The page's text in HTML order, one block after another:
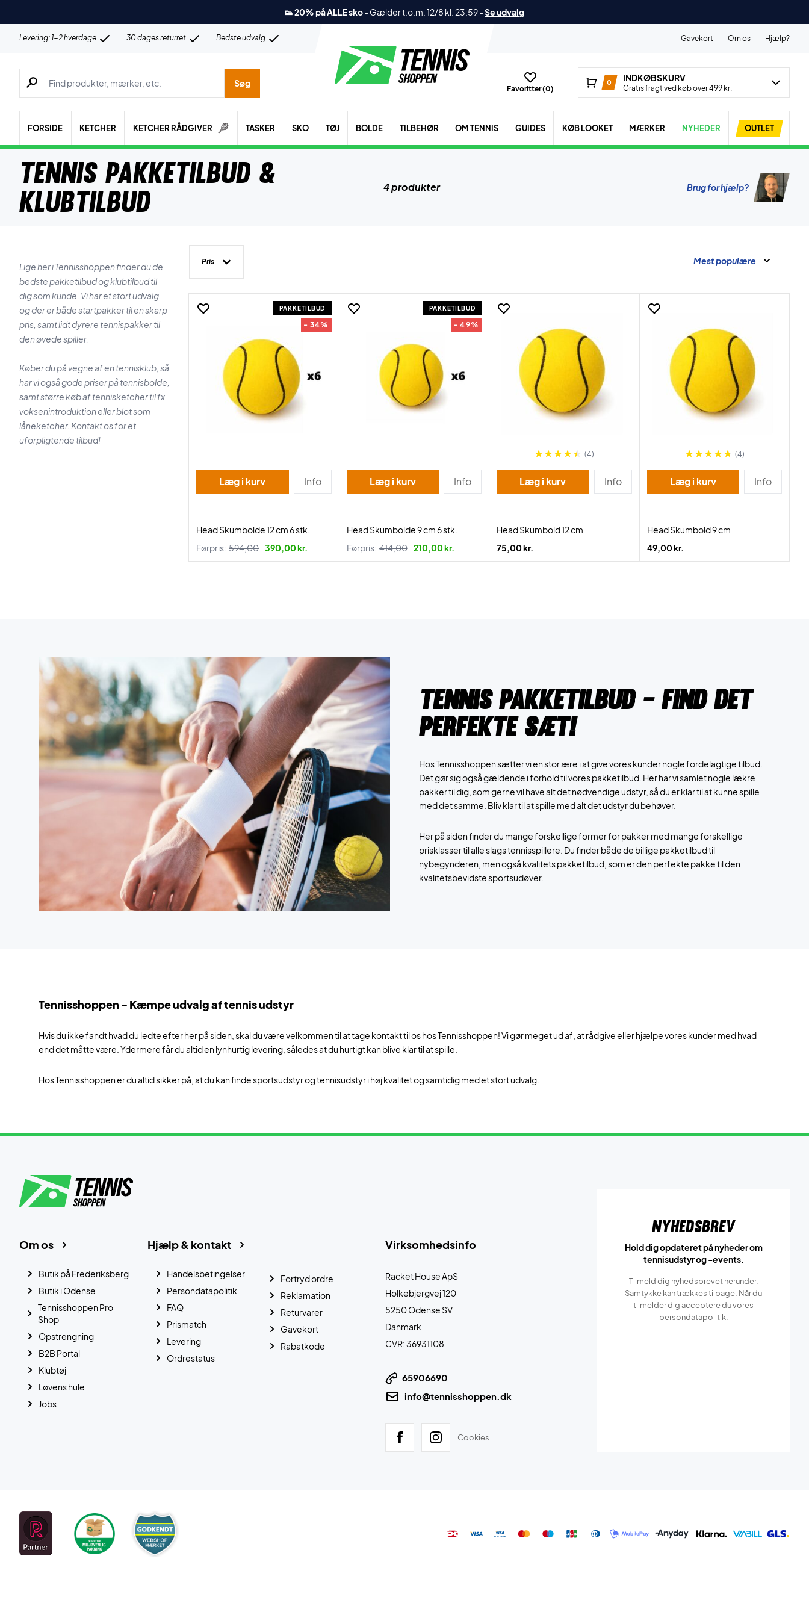
👟 20% på ALLE sko- Gælder t.o.m. 12/8 kl. 23:59-Se udvalg
Levering: 1-2 hverdage 30 dages returret Bedste udvalg Gavekort Om os Hjælp?
Søg efter produkter, mærker etc.
Søg
Favoritter (0)
0 INDKØBSKURV
Gratis fragt ved køb over 499 kr.
FORSIDE KETCHER KETCHER RÅDGIVER TASKER SKO TØJ BOLDE TILBEHØR OM TENNIS GUIDES KØB LOOKET MÆRKER NYHEDER OUTLET
Tennis Pakketilbud &
Klubtilbud
4 produkter Brug for hjælp?
Lige her i Tennisshoppen finder du de
bedste pakketilbud og klubtilbud til
dig som kunde. Vi har et stort udvalg
og der er både startpakker til en skarp
pris, samt lidt dyrere tennispakker til
den øvede spiller.
Køber du på vegne af en tennisklub, så
har vi også gode priser på tennisbolde,
samt større køb af tennisketcher til fx
voksenintroduktion eller blot som
låneketcher. Kontakt os for et
uforpligtende tilbud!
Pris Mest populære
PAKKETILBUD
- 34%
Læg i kurv Info
Head Skumbolde 12 cm 6 stk.
Førpris: 594,00 390,00 kr.
PAKKETILBUD
- 49%
Læg i kurv Info
Head Skumbolde 9 cm 6 stk.
Førpris: 414,00 210,00 kr.
(4)
Læg i kurv Info
Head Skumbold 12 cm
75,00 kr.
(4)
Læg i kurv Info
Head Skumbold 9 cm
49,00 kr.
Tennis pakketilbud - Find det
perfekte sæt!
Hos Tennisshoppen sætter vi en stor ære i at give vores kunder nogle fordelagtige tilbud.
Det gør sig også gældende i forhold til vores pakketilbud. Her har vi samlet nogle lækre
pakker til dig, som gerne vil have alt det nødvendige udstyr, så du er klar til at kunne spille
med det samme. Bliv klar til at spille med alt det udstyr du behøver.
Her på siden finder du mange forskellige former for pakker med mange forskellige
prisklasser til alle slags tennisspillere. Du finder både de billige pakketilbud til
nybegynderen, men også kvalitets pakketilbud, som er den perfekte pakke til den
kvalitetsbevidste sportsudøver.
Tennisshoppen - Kæmpe udvalg af tennis udstyr
Hvis du ikke fandt hvad du ledte efter her på siden, skal du være velkommen til at tage kontakt til os hos Tennisshoppen! Vi gør meget ud af, at rådgive eller hjælpe vores kunder med hvad
end det måtte være. Ydermere får du altid en lynhurtig levering, således at du hurtigt kan blive klar til at spille.
Hos Tennisshoppen er du altid sikker på, at du kan finde sportsudstyr og tennisudstyr i høj kvalitet og samtidig med et stort udvalg.
Virksomhedsinfo
Racket House ApS
Holkebjergvej 120
5250 Odense SV
Danmark
CVR: 36931108
65906690
info@tennisshoppen.dk
Cookies
Hjælp & kontakt
Handelsbetingelser
Persondatapolitik
FAQ
Prismatch
Levering
Ordrestatus
Fortryd ordre
Reklamation
Returvarer
Gavekort
Rabatkode
Om os
Butik på Frederiksberg
Butik i Odense
Tennisshoppen Pro
Shop
Opstrengning
B2B Portal
Klubtøj
Løvens hule
Jobs
Nyhedsbrev
Hold dig opdateret på nyheder om
tennisudstyr og -events.
Tilmeld dig nyhedsbrevet herunder.
Samtykke kan trækkes tilbage. Når du
tilmelder dig acceptere du vores
persondatapolitik.